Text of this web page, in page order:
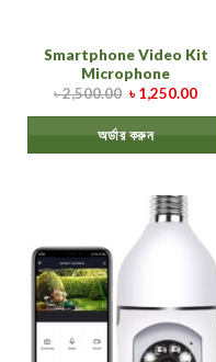
Smartphone Video Kit
Microphone
৳2,500.00 ৳1,250.00
অর্ডার করুন